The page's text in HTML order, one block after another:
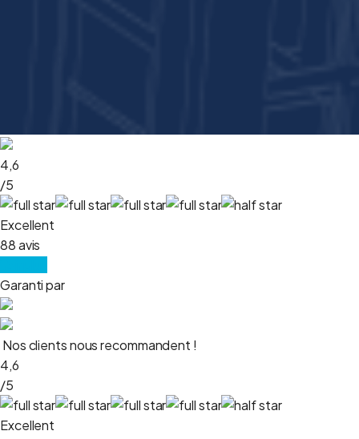
4,6
/5
Excellent
88 avis
Garanti par
Nos clients nous recommandent !
4,6
/5
Excellent